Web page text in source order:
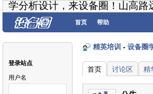
学分析设计，来设备圈！山高路
首页 帮助
登录站点
用户名
精英培训 - 设备圈
首页 讨论区 精